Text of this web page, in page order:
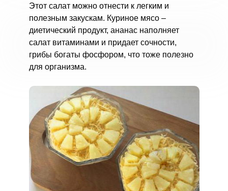
Этот салат можно отнести к легким и
полезным закускам. Куриное мясо –
диетический продукт, ананас наполняет
салат витаминами и придает сочности,
грибы богаты фосфором, что тоже полезно
для организма.